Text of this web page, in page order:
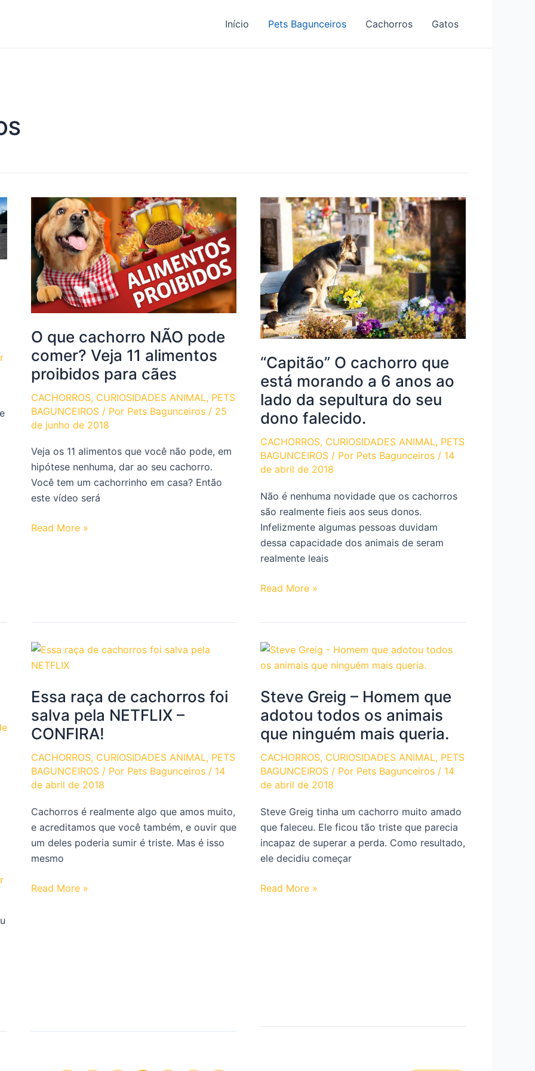
Início Pets Bagunceiros Cachorros Gatos
O que cachorro NÃO pode
comer? Veja 11 alimentos
proibidos para cães
CACHORROS, CURIOSIDADES ANIMAL, PETS
BAGUNCEIROS / Por Pets Bagunceiros / 25
de junho de 2018
Veja os 11 alimentos que você não pode, em
hipótese nenhuma, dar ao seu cachorro.
Você tem um cachorrinho em casa? Então
este vídeo será
O
Veja
alimentos
proibidos
cães
Read More »
“Capitão” O cachorro que
está morando a 6 anos ao
lado da sepultura do seu
dono falecido.
CACHORROS, CURIOSIDADES ANIMAL, PETS
BAGUNCEIROS / Por Pets Bagunceiros / 14
de abril de 2018
Não é nenhuma novidade que os cachorros
são realmente fieis aos seus donos.
Infelizmente algumas pessoas duvidam
dessa capacidade dos animais de seram
realmente leais
“Capitão”
está
morando
6
anos
lado
da
sepultura
do
dono
falecido.
Read More »
Essa raça de cachorros foi
salva pela NETFLIX –
CONFIRA!
CACHORROS, CURIOSIDADES ANIMAL, PETS
BAGUNCEIROS / Por Pets Bagunceiros / 14
de abril de 2018
Cachorros é realmente algo que amos muito,
e acreditamos que você também, e ouvir que
um deles poderia sumir é triste. Mas é isso
mesmo
Essa
Read More »
Steve Greig – Homem que
adotou todos os animais
que ninguém mais queria.
CACHORROS, CURIOSIDADES ANIMAL, PETS
BAGUNCEIROS / Por Pets Bagunceiros / 14
de abril de 2018
Steve Greig tinha um cachorro muito amado
que faleceu. Ele ficou tão triste que parecia
incapaz de superar a perda. Como resultado,
ele decidiu começar
Steve
que
Read More »